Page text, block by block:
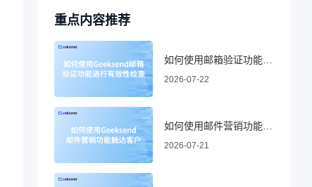
重点内容推荐
2026-07-22
2026-07-21